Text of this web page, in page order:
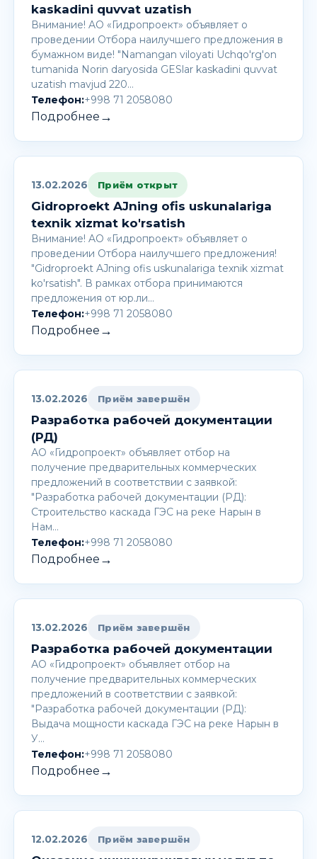
kaskadini quvvat uzatish
Внимание! AО «Гидропроект» объявляет о
проведении Отбора наилучшего предложения в
бумажном виде! "Namangan viloyati Uchqo'rg'on
tumanida Norin daryosida GESlar kaskadini quvvat
uzatish mavjud 220…
Телефон:+998 71 2058080
Подробнее →
13.02.2026 Приём открыт
Gidroproekt AJning ofis uskunalariga
texnik xizmat ko'rsatish
Внимание! AО «Гидропроект» объявляет о
проведении Отбора наилучшего предложения!
"Gidroproekt AJning ofis uskunalariga texnik xizmat
ko'rsatish". В рамках отбора принимаются
предложения от юр.ли…
Телефон:+998 71 2058080
Подробнее →
13.02.2026 Приём завершён
Разработка рабочей документации
(РД)
АО «Гидропроект» объявляет отбор на
получение предварительных коммерческих
предложений в соответствии с заявкой:
"Разработка рабочей документации (РД):
Строительство каскада ГЭС на реке Нарын в
Нам…
Телефон:+998 71 2058080
Подробнее →
13.02.2026 Приём завершён
Разработка рабочей документации
АО «Гидропроект» объявляет отбор на
получение предварительных коммерческих
предложений в соответствии с заявкой:
"Разработка рабочей документации (РД):
Выдача мощности каскада ГЭС на реке Нарын в
У…
Телефон:+998 71 2058080
Подробнее →
12.02.2026 Приём завершён